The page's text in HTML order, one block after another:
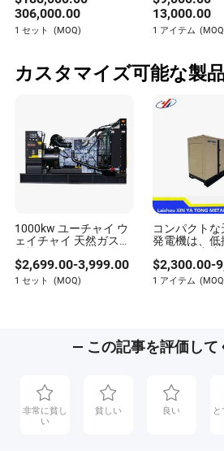
ンタイプ合成ガス発電
所発電機ガス発電セッ
ト CHPコジェネレータ
306,000.00
1 セット (MOQ)
ハンドル/右ハ
ダンプトラッ
ンプトラック
ック 30/40/
ンド ソイル
ック
13,000.00
1 アイテム
カスタマイズ可能な製
1000kw ユーチャイ ウ
ェイチャイ 天然ガス発
電機 ピストン発電所 無
料エネルギー ガス発電
機 バイオマス バイオガ
ス
$2,699.00-3,999.00
1 セット (MOQ)
コンパクトな
発電機は、低
いパワー密度
し、部品の互
く、メンテナ
易です。
$2,300.00-
1 アイテム
— この記事を評価して
非常に貧し
い
貧しい 良い